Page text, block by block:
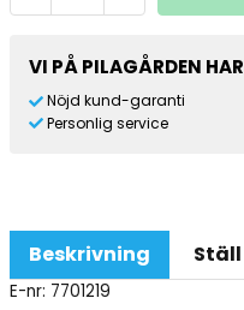
VI PÅ PILAGÅRDEN
Nöjd kund-garanti
Personlig service
Beskrivning
E-nr: 7701219